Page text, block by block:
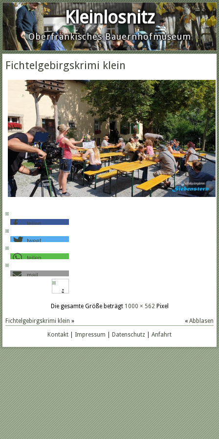
Kleinlosnitz
Oberfränkisches Bauernhofmuseum
Fichtelgebirgskrimi klein
teilen
tweet
teilen
mail
Die gesamte Größe beträgt 1000 × 562 Pixel
Fichtelgebirgskrimi klein » « Abblasen
Kontakt
Impressum Datenschutz Anfahrt